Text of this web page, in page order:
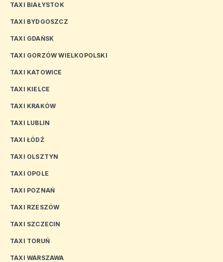
TAXI BIAŁYSTOK
TAXI BYDGOSZCZ
TAXI GDAŃSK
TAXI GORZÓW WIELKOPOLSKI
TAXI KATOWICE
TAXI KIELCE
TAXI KRAKÓW
TAXI LUBLIN
TAXI ŁÓDŹ
TAXI OLSZTYN
TAXI OPOLE
TAXI POZNAŃ
TAXI RZESZÓW
TAXI SZCZECIN
TAXI TORUŃ
TAXI WARSZAWA